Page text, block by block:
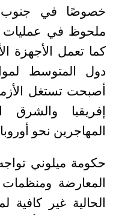
خصوصًا في جنوب
ملحوظ في عمليات
كما تعمل الأجهزة
دول المتوسط
أصبحت تستغل
إفريقيا
المهاجرين نحو أوروبا
حكومة ميلوني
المعارضة
الحالية غير كافية